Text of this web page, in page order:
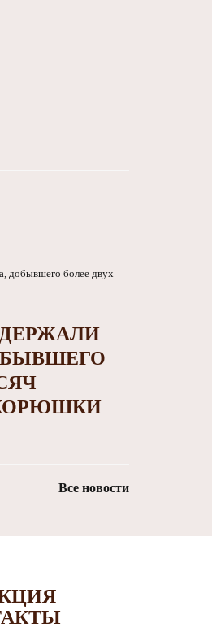
Все новости